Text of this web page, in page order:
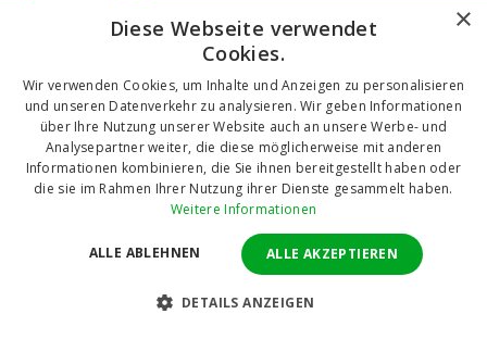
Bleiben Sie auf dem Laufenden
Wir senden Ihnen Neuigkeiten aus unserem Sortiment
und Montagetipps
ANMELDUNG
Verarbeitung personenbezogener Daten zu.
×
Diese Webseite verwendet
Cookies.
Wir verwenden Cookies, um Inhalte und Anzeigen zu personalisieren
und unseren Datenverkehr zu analysieren. Wir geben Informationen
über Ihre Nutzung unserer Website auch an unsere Werbe- und
Analysepartner weiter, die diese möglicherweise mit anderen
Informationen kombinieren, die Sie ihnen bereitgestellt haben oder
die sie im Rahmen Ihrer Nutzung ihrer Dienste gesammelt haben.
Weitere Informationen
ALLE AKZEPTIEREN
ALLE ABLEHNEN
DETAILS ANZEIGEN